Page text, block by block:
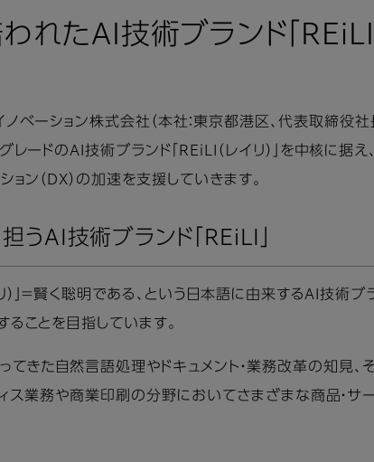
れたAI技術ブランド「
ベーション株式会社（本社：東京都港区、代表取締役
レードのAI技術ブランド「REiLI（レイリ）」を中核に
ョン（DX）の加速を支援していきます。
AI技術ブランド「REiLI」
いり）」＝賢く聡明である、という日本語に由来するAI技
ことを目指しています。
てきた自然言語処理やドキュメント・業務改革の知
ィス業務や商業印刷の分野においてさまざまな商品・サ